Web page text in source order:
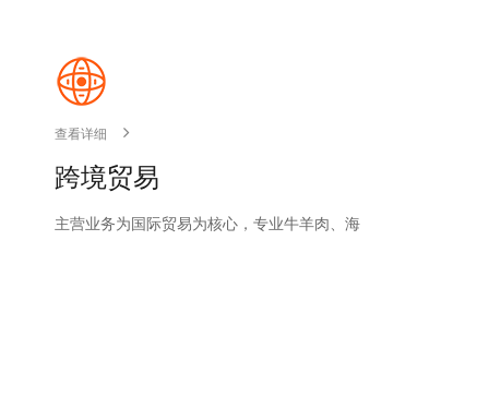
查看详细
跨境贸易
主营业务为国际贸易为核心，专业牛羊肉、海